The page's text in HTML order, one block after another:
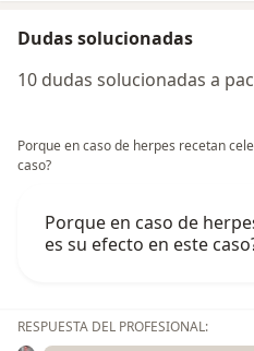
Dudas solucionadas
10 dudas solucionadas a
Porque en caso de herpes recetan
caso?
Porque en caso de
es su efecto en este
RESPUESTA DEL PROFESIONAL: